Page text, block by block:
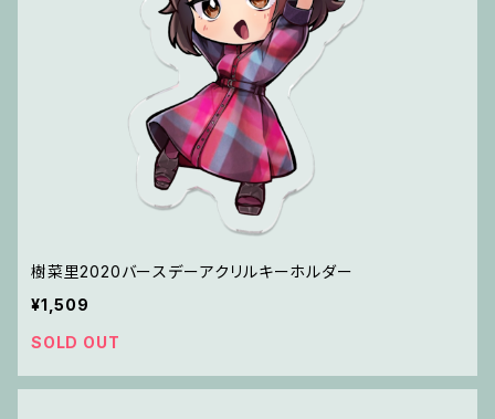
樹菜里2020バースデーアクリルキーホルダー
¥1,509
SOLD OUT